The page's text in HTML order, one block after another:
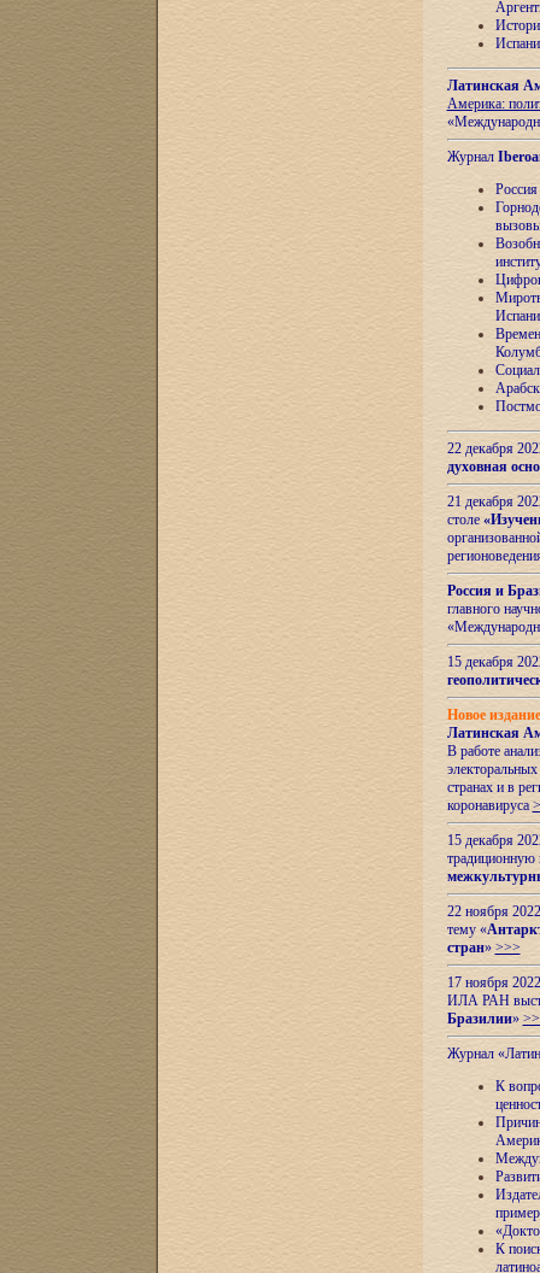
Латинская
Америка:
Журнал
22 декабря
духовная
21 декабря
столе
Россия и
главного
15 декабря
Новое
Латинская
В работе
странах и в
коронавируса
15 декабря
22 ноября
тему «
стран» >>>
17 ноября
ИЛА РАН
Бразилии»
Журнал
К
К